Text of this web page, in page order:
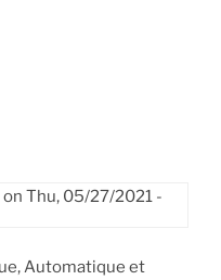
on Thu, 05/27/2021 -
Automatique et